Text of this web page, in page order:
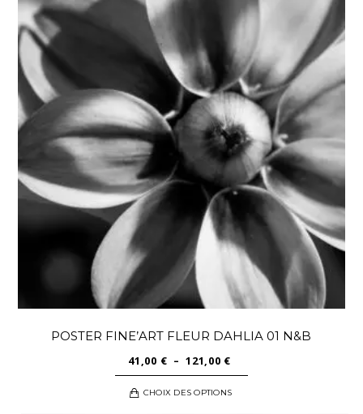
121,00 €
plusieurs
Les
options
peuvent
être
choisies
sur
la
page
produit
POSTER FINE’ART FLEUR DAHLIA 01 N&B
41,00 € – 121,00 €
DE
PRIX :
CHOIX DES OPTIONS